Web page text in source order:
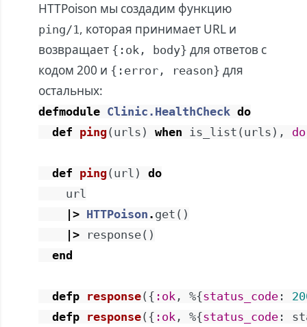
HTTPoison мы создадим функцию
ping/1, которая принимает URL и
возвращает {:ok, body} для ответов с
кодом 200 и {:error, reason} для
остальных:
defmodule Clinic.HealthCheck do
def ping( urls ) when is_list ( urls ) , do
def ping( url )
do
url
|> HTTPoison . get ( )
|>
response( )
end
defp response( { :ok , %{status_code :
defp response( { :ok , %{status_code :